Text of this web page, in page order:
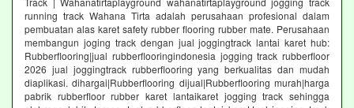
running track Wahana Tirta adalah perusahaan profesional dalam
pembuatan alas karet safety rubber flooring rubber mate. Perusahaan
membangun joging track dengan jual joggingtrack lantai karet hub:
Rubberflooring|jual rubberflooringindonesia jogging track rubberfloor
2026 jual joggingtrack rubberflooring yang berkualitas dan mudah
diaplikasi. dihargai|Rubberflooring dijual|Rubberflooring murah|harga
pabrik rubberfloor rubber karet lantaikaret jogging track sehingga